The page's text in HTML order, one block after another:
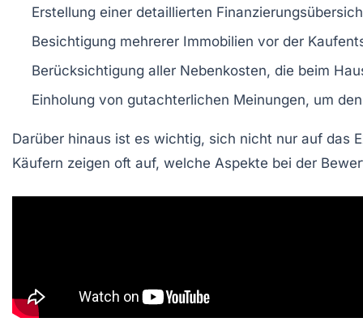
Erstellung einer detaillierten
Besichtigung mehrerer Immobilien vor der
Berücksichtigung aller Nebenkosten, die beim
Einholung von gutachterlichen Meinungen, um
Darüber hinaus ist es wichtig, sich nicht nur auf das
Käufern zeigen oft auf, welche Aspekte bei der